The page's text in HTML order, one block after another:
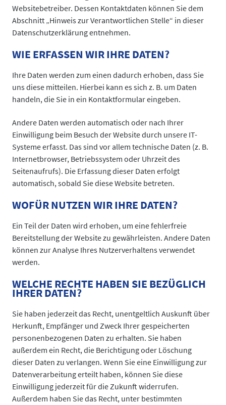
Websitebetreiber. Dessen Kontaktdaten können Sie dem
Abschnitt „Hinweis zur Verantwortlichen Stelle“ in dieser
Datenschutzerklärung entnehmen.
WIE ERFASSEN WIR IHRE DATEN?
Ihre Daten werden zum einen dadurch erhoben, dass Sie
uns diese mitteilen. Hierbei kann es sich z. B. um Daten
handeln, die Sie in ein Kontaktformular eingeben.
Andere Daten werden automatisch oder nach Ihrer
Einwilligung beim Besuch der Website durch unsere IT-
Systeme erfasst. Das sind vor allem technische Daten (z. B.
Internetbrowser, Betriebssystem oder Uhrzeit des
Seitenaufrufs). Die Erfassung dieser Daten erfolgt
automatisch, sobald Sie diese Website betreten.
WOFÜR NUTZEN WIR IHRE DATEN?
Ein Teil der Daten wird erhoben, um eine fehlerfreie
Bereitstellung der Website zu gewährleisten. Andere Daten
können zur Analyse Ihres Nutzerverhaltens verwendet
werden.
WELCHE RECHTE HABEN SIE BEZÜGLICH
IHRER DATEN?
Sie haben jederzeit das Recht, unentgeltlich Auskunft über
Herkunft, Empfänger und Zweck Ihrer gespeicherten
personenbezogenen Daten zu erhalten. Sie haben
außerdem ein Recht, die Berichtigung oder Löschung
dieser Daten zu verlangen. Wenn Sie eine Einwilligung zur
Datenverarbeitung erteilt haben, können Sie diese
Einwilligung jederzeit für die Zukunft widerrufen.
Außerdem haben Sie das Recht, unter bestimmten